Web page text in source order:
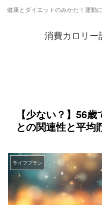
健康とダイエットのみかた！運動
消費カロリー
【少ない？】56
との関連性と平均
ライフプラン